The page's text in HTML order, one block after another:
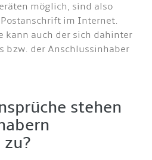
möglich, sind also
im Internet.
kann auch der sich dahinter
bzw. der Anschlussinhaber
stehen